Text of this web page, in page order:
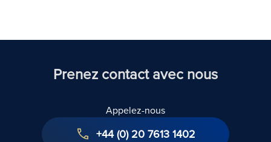
Prenez contact avec nous
Appelez-nous
+44 (0) 20 7613 1402